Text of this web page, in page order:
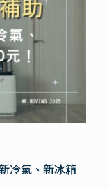
冷氣、新冰箱